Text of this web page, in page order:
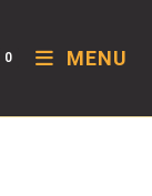
0 MENU